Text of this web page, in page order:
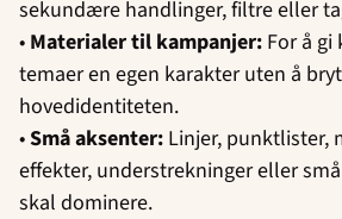
sekundære handlinger, filtre eller
• Materialer til kampanjer: For å
temaer en egen karakter uten å
hovedidentiteten.
•Små aksenter: Linjer, punktlister,
effekter, understrekninger eller
skal dominere.